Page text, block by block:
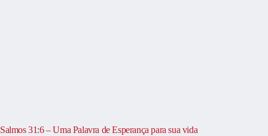
Salmos 31:6 – Uma Palavra de Esperança para sua vida